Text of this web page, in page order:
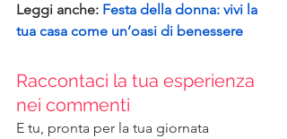
Leggi anche: Festa della donna: vivi la
tua casa come un’oasi di benessere
Raccontaci la tua esperienza
nei commenti
E tu, pronta per la tua giornata